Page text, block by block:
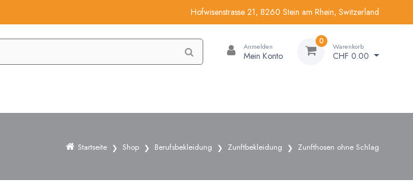
Hofwisenstrasse 21, 8260 Stein am Rhein, Switzerland
Anmelden
Mein Konto
0 Warenkorb
CHF 0.00
Startseite Shop Berufsbekleidung Zunftbekleidung Zunfthosen ohne Schlag